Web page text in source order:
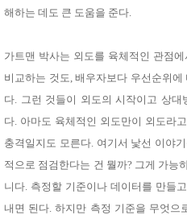
생세탁세
제
보기
침구용
품
실/청소
용품
WALL
DECO
Pet
Supplies
문
화
공연/행
사
해하는 데도 큰 도움을 준다.
가트맨 박사는 외도를 육체적인 관점
비교하는 것도, 배우자보다 우선순위
다. 그런 것들이 외도의 시작이고 상
다. 아마도 육체적인 외도만이 외도라
충격일지도 모른다. 여기서 낯선 이야
적으로 점검한다는 건 뭘까? 그게 가능
니다. 측정할 기준이나 데이터를 만들
내면 된다. 하지만 측정 기준을 무엇으